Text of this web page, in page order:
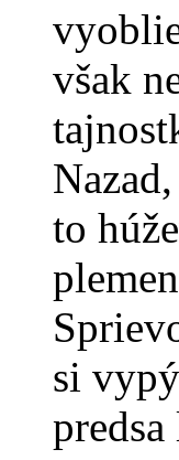
však
to
si